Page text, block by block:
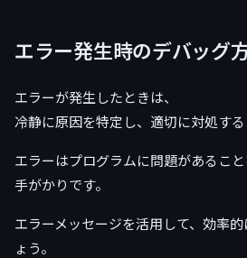
エラー発生時のデバッグ
エラーが発生したときは、
冷静に原因を特定し、適切に対処する
エラーはプログラムに問題があるこ
手がかりです。
エラーメッセージを活用して、効率
ょう。